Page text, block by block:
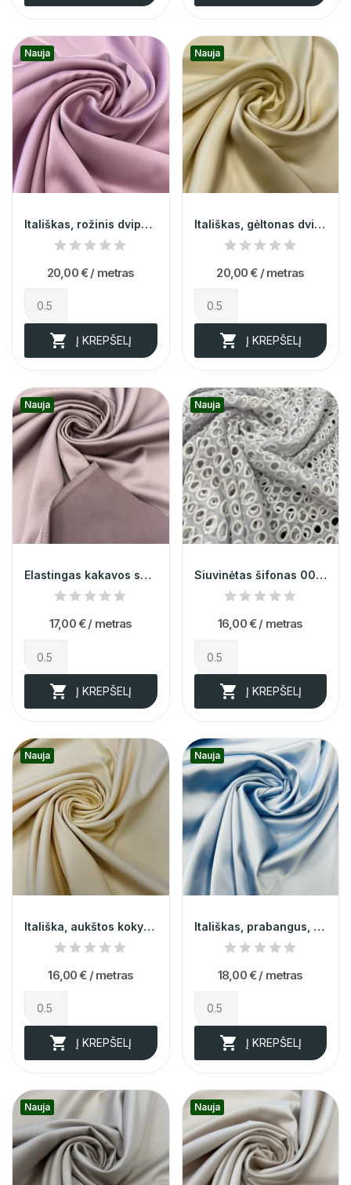
Nauja
Itališkas, rožinis dvipusis atlasas 014750
20,00 € / metras
 Į KREPŠELĮ
Nauja
Itališkas, gėltonas dvipusis atlasas 014748
20,00 € / metras
 Į KREPŠELĮ
Nauja
Elastingas kakavos spalvos atlasas su viskozė...
17,00 € / metras
 Į KREPŠELĮ
Nauja
Siuvinėtas šifonas 003855
16,00 € / metras
 Į KREPŠELĮ
Nauja
Itališka, aukštos kokybes gėltona kostiumine...
16,00 € / metras
 Į KREPŠELĮ
Nauja
Itališkas, prabangus, žydras blizgus atlasas su...
18,00 € / metras
 Į KREPŠELĮ
Nauja Nauja